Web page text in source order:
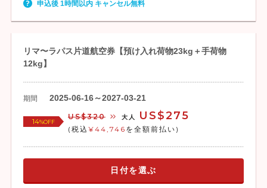
申込後 1時間以内 キャンセル無料
リマ〜ラパス片道航空券【預け入れ荷物23kg＋手荷物
12kg】
期間 2025-06-16～2027-03-21
14%OFF
US$320 大人 US$275
(税込 ¥44,746 を全額前払い)
日付を選ぶ